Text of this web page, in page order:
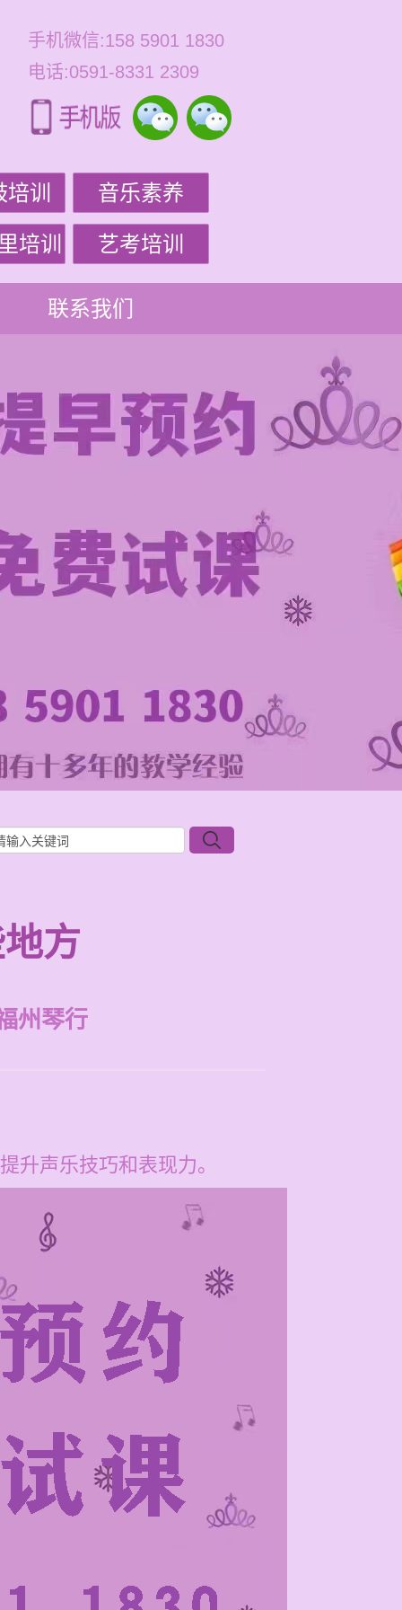
手机微信:158 5901 1830
电话:0591-8331 2309
训 音乐素养
培训 艺考培训
联系我们
方
州琴行
升声乐技巧和表现力。